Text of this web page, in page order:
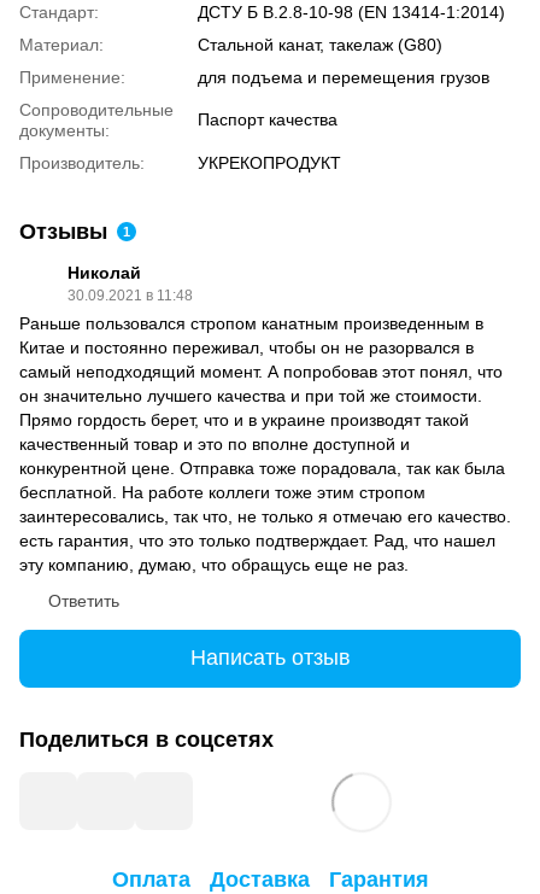
Стандарт:
ДСТУ Б В.2.8-10-98 (EN 13414-1:2014)
Материал:
Стальной канат, такелаж (G80)
Применение:
для подъема и перемещения грузов
Сопроводительные
документы:
Паспорт качества
Производитель: УКРЕКОПРОДУКТ
Отзывы 1
Николай
30.09.2021 в 11:48
Раньше пользовался стропом канатным произведенным в
Китае и постоянно переживал, чтобы он не разорвался в
самый неподходящий момент. А попробовав этот понял, что
он значительно лучшего качества и при той же стоимости.
Прямо гордость берет, что и в украине производят такой
качественный товар и это по вполне доступной и
конкурентной цене. Отправка тоже порадовала, так как была
бесплатной. На работе коллеги тоже этим стропом
заинтересовались, так что, не только я отмечаю его качество.
есть гарантия, что это только подтверждает. Рад, что нашел
эту компанию, думаю, что обращусь еще не раз.
Ответить
Написать отзыв
Поделиться в соцсетях
Оплата Доставка Гарантия